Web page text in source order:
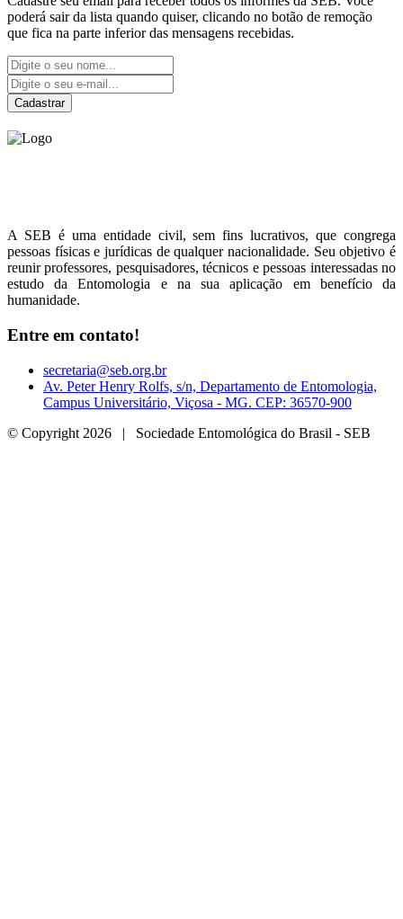
poderá sair da lista quando quiser, clicando no botão de remoção
que fica na parte inferior das mensagens recebidas.
Cadastrar
A SEB é uma entidade civil, sem fins lucrativos, que congrega
pessoas físicas e jurídicas de qualquer nacionalidade. Seu objetivo é
reunir professores, pesquisadores, técnicos e pessoas interessadas no
estudo da Entomologia e na sua aplicação em benefício da
humanidade.
Entre em contato!
secretaria@seb.org.br
Av. Peter Henry Rolfs, s/n, Departamento de Entomologia,
Campus Universitário, Viçosa - MG. CEP: 36570-900
© Copyright 2026 | Sociedade Entomológica do Brasil - SEB